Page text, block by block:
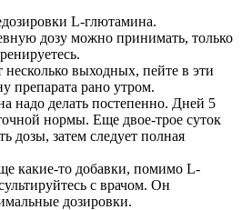
L-глютамина.
дозу можно принимать, только
несколько выходных, пейте в эти
препарата рано утром.
надо делать постепенно. Дней 5
нормы. Еще двое-трое суток
дозы, затем следует полная
какие-то добавки, помимо L-
с врачом. Он
дозировки.